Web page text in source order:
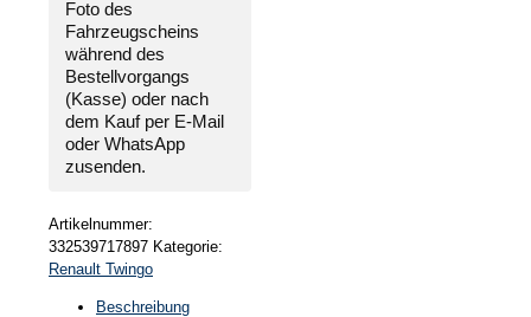
Foto des
Fahrzeugscheins
während des
Bestellvorgangs
(Kasse) oder nach
dem Kauf per E-Mail
oder WhatsApp
zusenden.
Artikelnummer:
332539717897 Kategorie:
Renault Twingo
Beschreibung